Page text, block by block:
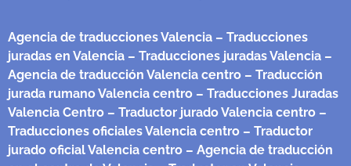
Agencia de traducciones Valencia – Traducciones
juradas en Valencia – Traducciones juradas Valencia –
Agencia de traducción Valencia centro – Traducción
jurada rumano Valencia centro – Traducciones Juradas
Valencia Centro – Traductor jurado Valencia centro –
Traducciones oficiales Valencia centro – Traductor
jurado oficial Valencia centro – Agencia de traducción